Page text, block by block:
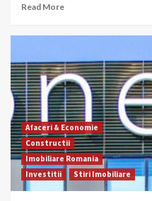
Read More
Afaceri & Economie
Constructii
Imobiliare Romania
Investitii
Stiri Imobiliare